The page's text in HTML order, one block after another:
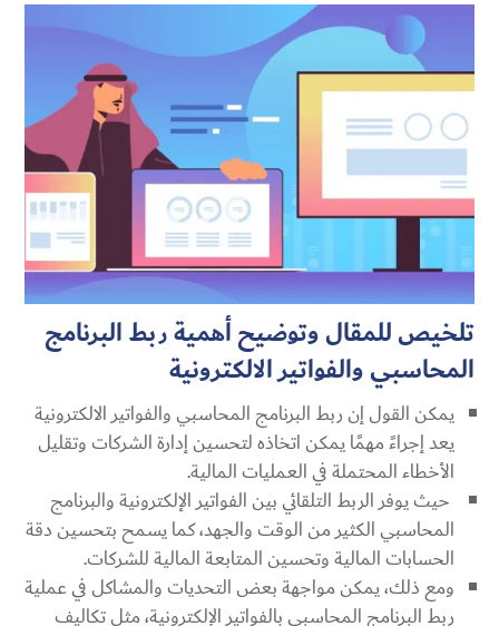
تلخيص للمقال وتوضيح أهمية ربط البرنامج
المحاسبي والفواتير الالكترونية
يمكن القول إن ربط البرنامج المحاسبي والفواتير الالكترونية
يعد إجراءً مهمًا يمكن اتخاذه لتحسين إدارة الشركات وتقليل
الأخطاء المحتملة في العمليات المالية.
حيث يوفر الربط التلقائي بين الفواتير الإلكترونية والبرنامج
المحاسبي الكثير من الوقت والجهد، كما يسمح بتحسين دقة
الحسابات المالية وتحسين المتابعة المالية للشركات.
ومع ذلك، يمكن مواجهة بعض التحديات والمشاكل في عملية
ربط البرنامج المحاسبي بالفواتير الإلكترونية، مثل تكاليف